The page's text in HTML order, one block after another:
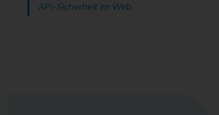
API-Sicherheit im Web